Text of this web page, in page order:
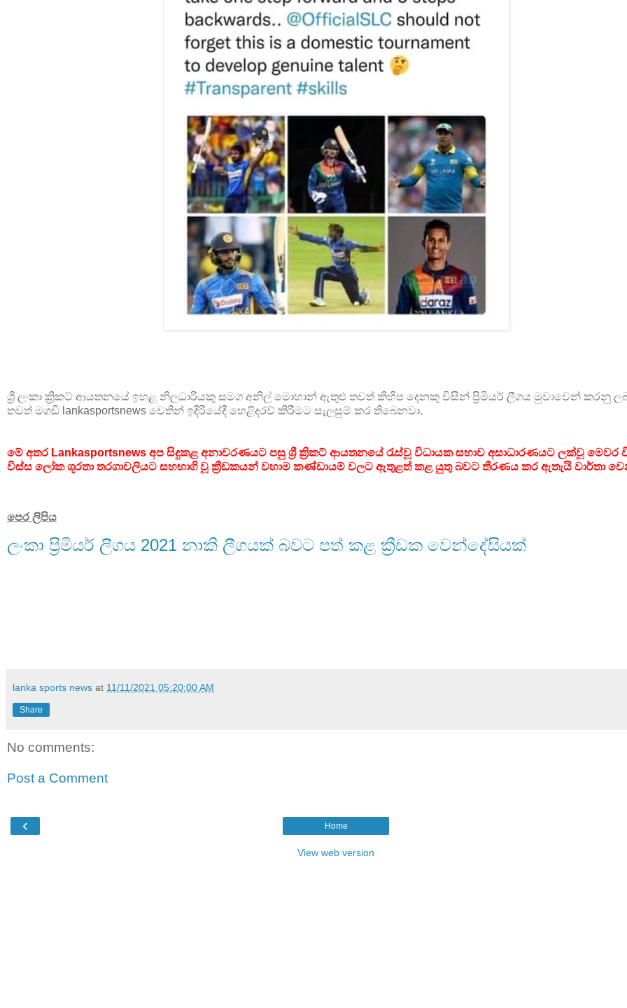
ශ්‍රී ලංකා ක්‍රිකට් ආයතනයේ ඉහළ නිලධාරියකු සමග අනිල් මොහාන් ඇතුළු තවත් කිහිප දෙනකු විසින් ප්‍රිමියර් ලීගය මුවාවෙන් කරනු
තවත් මගඩි lankasportsnews වෙතින් ඉදිරියේදී හෙළිදරව් කිරීමට සැලසුම් කර තිබෙනවා.
මේ අතර Lankasportsnews අප සිදුකළ අනාවරණයට පසු ශ්‍රී ක්‍රිකට් ආයතනයේ රැස්වූ විධායක සභාව අසාධාරණයට ලක්වූ මෙවර
විස්ස ලෝක ශූරතා තරගාවලියට සහභාගි වූ ක්‍රීඩකයන් වහාම කණ්ඩායම් වලට ඇතුළත් කළ යුතු බවට තීරණය කර ඇතැයි වාර්තා
පෙර ලිපිය
ලංකා ප්‍රිමියර් ලීගය 2021 නාකි ලීගයක් බවට පත් කළ ක්‍රීඩක වෙන්දේසියක්
lanka sports news at 11/11/2021 05:20:00 AM
Share
No comments:
Post a Comment
‹ Home
View web version